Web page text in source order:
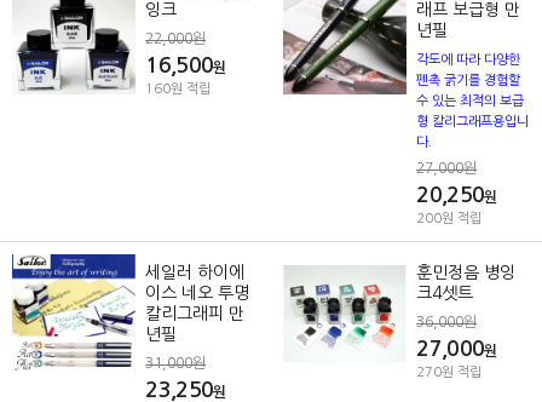
잉크
22,000원
16,500원
160원 적립
래프 보급형 만
년필
각도에 따라 다양한
펜촉 굵기를 경험할
수 있는 최적의 보급
형 칼리그래프용입니
다.
27,000원
20,250원
200원 적립
세일러 하이에
이스 네오 투명
칼리그래피 만
년필
31,000원
23,250원
훈민정음 병잉
크4셋트
36,000원
27,000원
270원 적립